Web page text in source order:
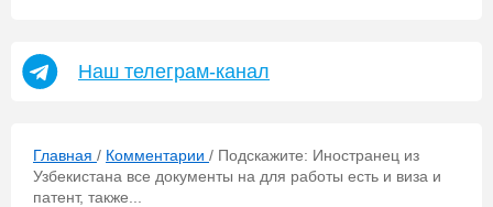
Наш телеграм-канал
Главная / Комментарии / Подскажите: Иностранец из
Узбекистана все документы на для работы есть и виза и
патент, также...